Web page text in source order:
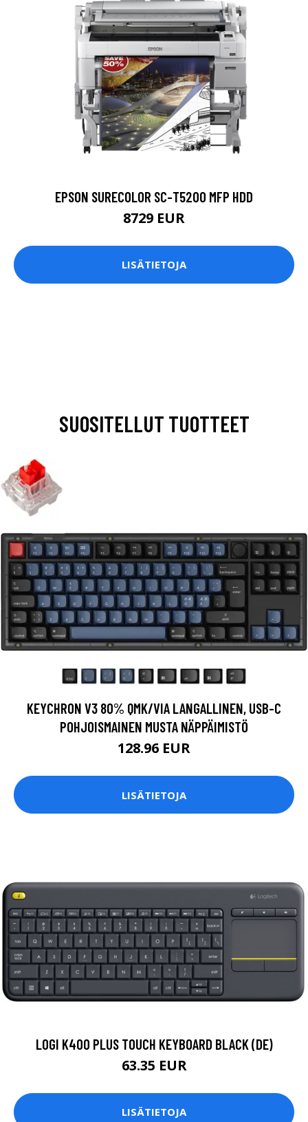
EPSON SURECOLOR SC-T5200 MFP HDD
8729 EUR
LISÄTIETOJA
SUOSITELLUT TUOTTEET
KEYCHRON V3 80% QMK/VIA LANGALLINEN, USB-C
POHJOISMAINEN MUSTA NÄPPÄIMISTÖ
128.96 EUR
LISÄTIETOJA
LOGI K400 PLUS TOUCH KEYBOARD BLACK (DE)
63.35 EUR
LISÄTIETOJA